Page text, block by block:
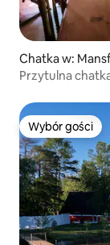
Chatka w:
Przytulna
Wybór gości
Wybór gości